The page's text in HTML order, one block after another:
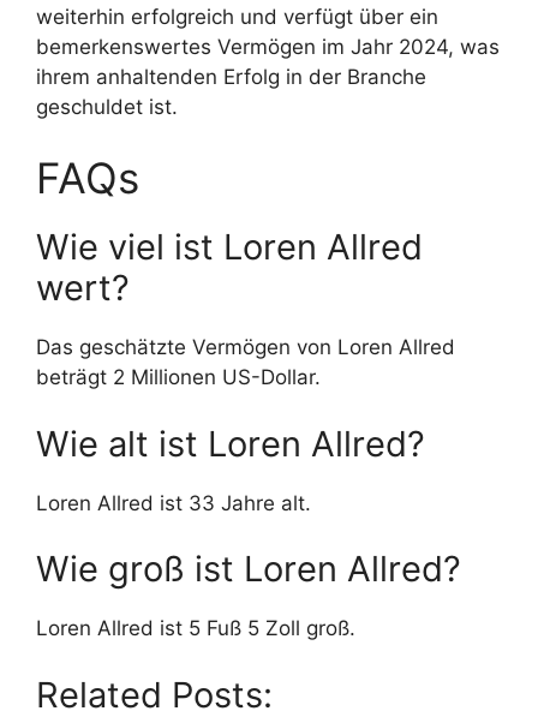
weiterhin erfolgreich und verfügt über ein
bemerkenswertes Vermögen im Jahr 2024, was
ihrem anhaltenden Erfolg in der Branche
geschuldet ist.
FAQs
Wie viel ist Loren Allred
wert?
Das geschätzte Vermögen von Loren Allred
beträgt 2 Millionen US-Dollar.
Wie alt ist Loren Allred?
Loren Allred ist 33 Jahre alt.
Wie groß ist Loren Allred?
Loren Allred ist 5 Fuß 5 Zoll groß.
Related Posts: